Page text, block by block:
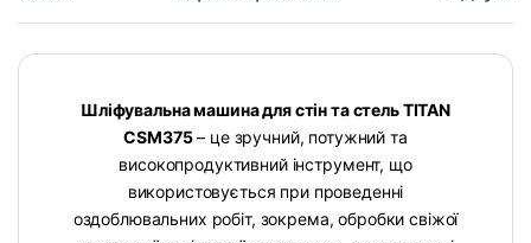
Шліфувальна машина для стін та стель TITAN
CSM375– це зручний, потужний та
високопродуктивний інструмент, що
використовується при проведенні
оздоблювальних робіт, зокрема, обробки свіжої